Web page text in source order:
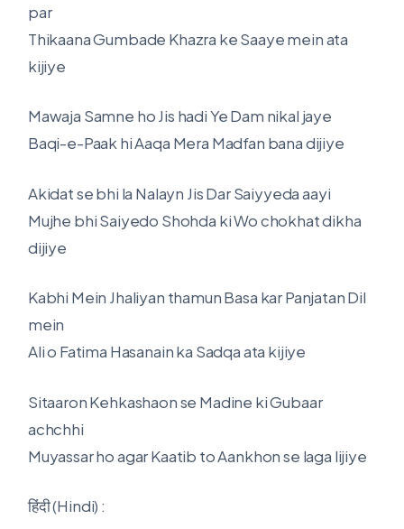
par
Thikaana Gumbade Khazra ke Saaye mein ata
kijiye
Mawaja Samne ho Jis hadi Ye Dam nikal jaye
Baqi-e-Paak hi Aaqa Mera Madfan bana dijiye
Akidat se bhi la Nalayn Jis Dar Saiyyeda aayi
Mujhe bhi Saiyedo Shohda ki Wo chokhat dikha
dijiye
Kabhi Mein Jhaliyan thamun Basa kar Panjatan Dil
mein
Ali o Fatima Hasanain ka Sadqa ata kijiye
Sitaaron Kehkashaon se Madine ki Gubaar
achchhi
Muyassar ho agar Kaatib to Aankhon se laga lijiye
हिंदी (Hindi) :